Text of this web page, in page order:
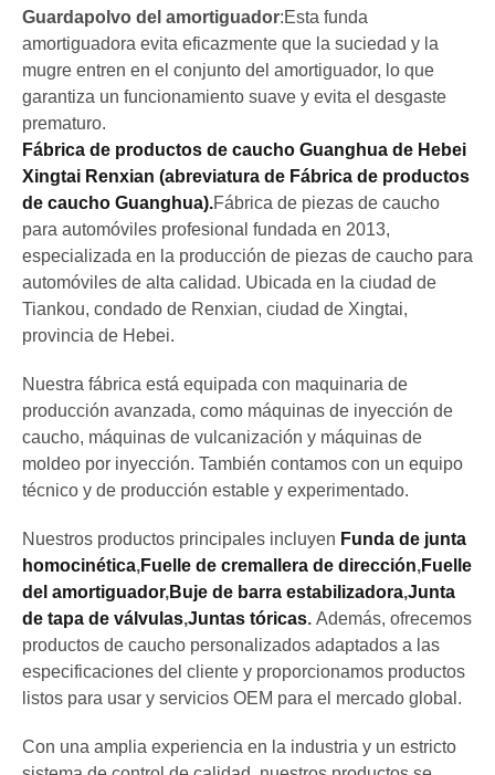
Guardapolvo del amortiguador:Esta funda
amortiguadora evita eficazmente que la suciedad y la
mugre entren en el conjunto del amortiguador, lo que
garantiza un funcionamiento suave y evita el desgaste
prematuro.
Fábrica de productos de caucho Guanghua de Hebei
Xingtai Renxian (abreviatura de Fábrica de productos
de caucho Guanghua).Fábrica de piezas de caucho
para automóviles profesional fundada en 2013,
especializada en la producción de piezas de caucho para
automóviles de alta calidad. Ubicada en la ciudad de
Tiankou, condado de Renxian, ciudad de Xingtai,
provincia de Hebei.
Nuestra fábrica está equipada con maquinaria de
producción avanzada, como máquinas de inyección de
caucho, máquinas de vulcanización y máquinas de
moldeo por inyección. También contamos con un equipo
técnico y de producción estable y experimentado.
Nuestros productos principales incluyen Funda de junta
homocinética,Fuelle de cremallera de dirección,Fuelle
del amortiguador,Buje de barra estabilizadora,Junta
de tapa de válvulas,Juntas tóricas. Además, ofrecemos
productos de caucho personalizados adaptados a las
especificaciones del cliente y proporcionamos productos
listos para usar y servicios OEM para el mercado global.
Con una amplia experiencia en la industria y un estricto